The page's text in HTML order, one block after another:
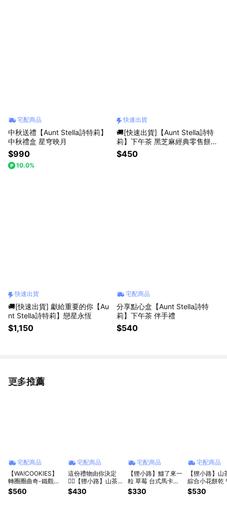
宅配商品
中秋送禮【Aunt Stella詩特莉】
中秋禮盒 星穹映月
$990
10.0%
快速出貨
🚚[快速出貨]【Aunt Stella詩特
莉】下午茶 黑芝麻經典零售餅乾
5片裝2包
$450
快速出貨
🚚[快速出貨] 獻給重要的你【Au
nt Stella詩特莉】戀星永恆
$1,150
宅配商品
分享點心盒【Aunt Stella詩特
莉】下午茶 伴手禮
$540
更多推薦
看更多
宅配商品
【WA!COOKIES】
轉圈圈曲奇-鐵觀音
濃茶
$560
宅配商品
這份禮物由你決定
✌🏻【狸小路】山茶
家-小花餅乾 自由選
$430
宅配商品
【狸小路】鱷了來一
粒 草莓 台式馬卡龍-
小鱷先生 餅乾販製
所
$330
宅配商品
【狸小路】
綜合小花餅乾
前路繁花似錦
$530